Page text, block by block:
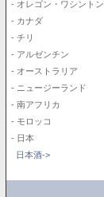
- オレゴン・ワシントン
- カナダ
- チリ
- アルゼンチン
- オーストラリア
- ニュージーランド
- 南アフリカ
- モロッコ
- 日本
日本酒->